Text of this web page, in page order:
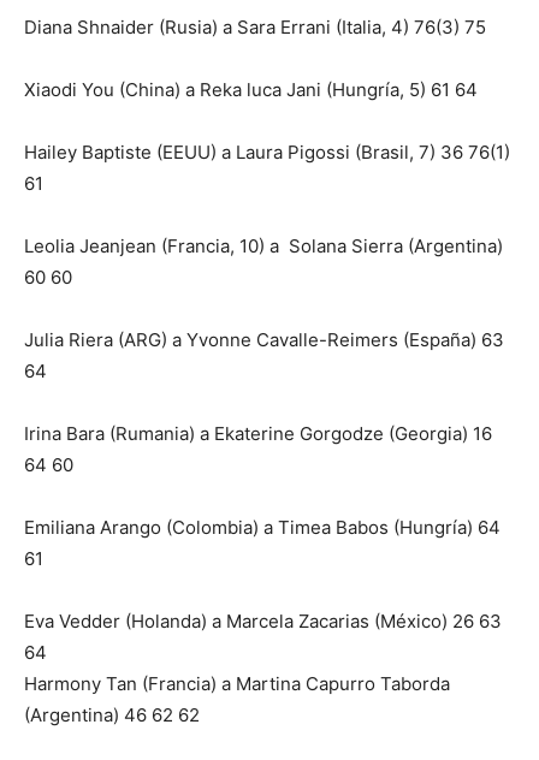
Diana Shnaider (Rusia) a Sara Errani (Italia, 4) 76(3) 75
Xiaodi You (China) a Reka luca Jani (Hungría, 5) 61 64
Hailey Baptiste (EEUU) a Laura Pigossi (Brasil, 7) 36 76(1)
61
Leolia Jeanjean (Francia, 10) a Solana Sierra (Argentina)
60 60
Julia Riera (ARG) a Yvonne Cavalle-Reimers (España) 63
64
Irina Bara (Rumania) a Ekaterine Gorgodze (Georgia) 16
64 60
Emiliana Arango (Colombia) a Timea Babos (Hungría) 64
61
Eva Vedder (Holanda) a Marcela Zacarias (México) 26 63
64
Harmony Tan (Francia) a Martina Capurro Taborda
(Argentina) 46 62 62